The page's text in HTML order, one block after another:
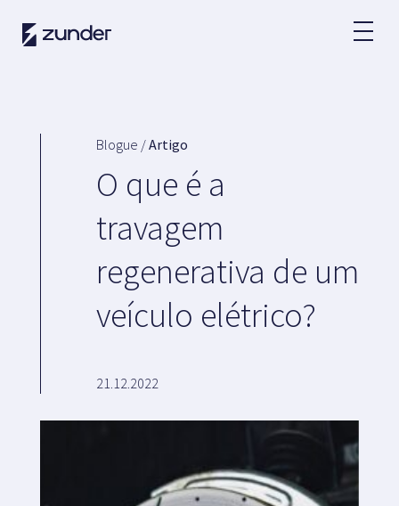
PT
Aplicação da Zunder
Como realizar um carregamento?
Blogue /Artigo
O que é a
travagem
regenerativa de um
veículo elétrico?
21.12.2022